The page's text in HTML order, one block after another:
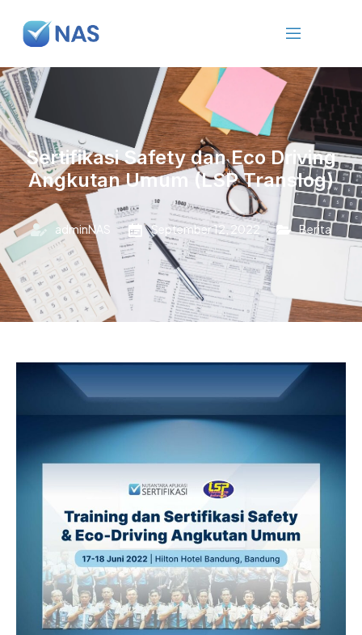
Sertifikasi Safety dan Eco Driving
Angkutan Umum (LSP Translog)
adminNAS September 12, 2022 Berita